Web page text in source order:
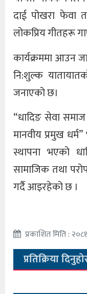
दाई पोखरा फेवा
लोकप्रिय गीतहरू
कार्यक्रममा आउन
नि:शुल्क
जनाएको छ।
“धादिङ सेवा
मानवीय प्रमुख
स्थापना भएको
सामाजिक तथा
गर्दै आइरहेको छ ।
प्रकाशित मिति :
प्रतिक्रिया